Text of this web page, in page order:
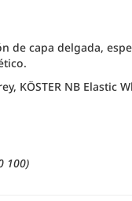
de capa delgada,
KÖSTER NB Elastic
100)